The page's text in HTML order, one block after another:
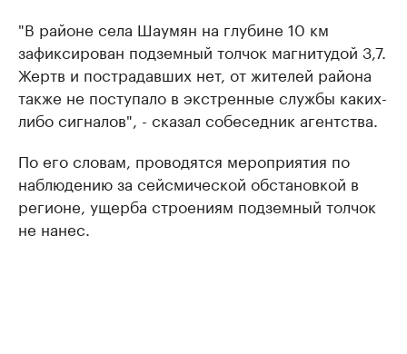
"В районе села Шаумян на глубине 10 км
зафиксирован подземный толчок магнитудой 3,7.
Жертв и пострадавших нет, от жителей района
также не поступало в экстренные службы каких-
либо сигналов", - сказал собеседник агентства.
По его словам, проводятся мероприятия по
наблюдению за сейсмической обстановкой в
регионе, ущерба строениям подземный толчок
не нанес.